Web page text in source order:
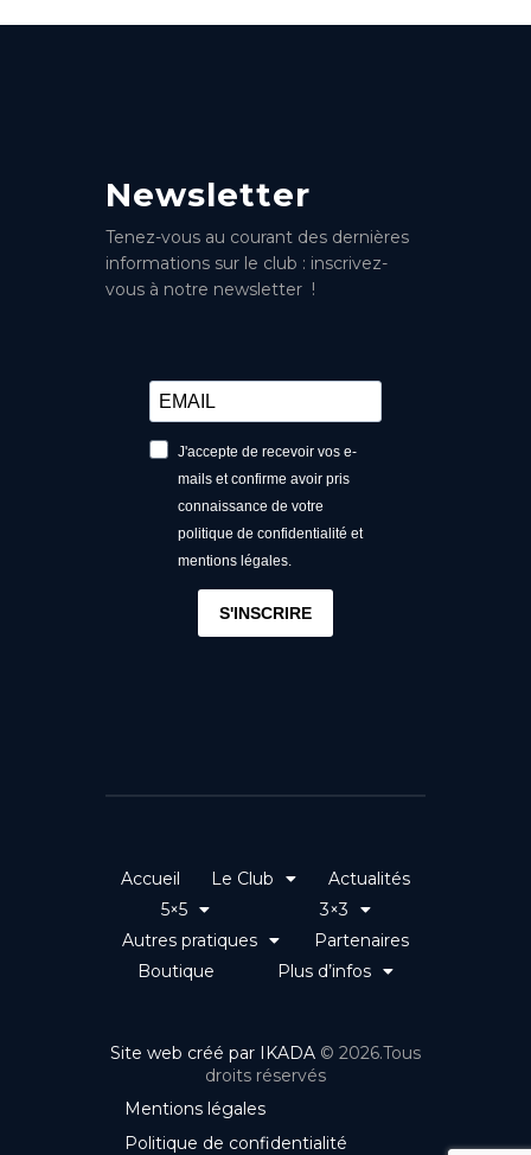
Newsletter
Tenez-vous au courant des dernières
informations sur le club : inscrivez-
vous à notre newsletter !
J'accepte de recevoir vos e-
mails et confirme avoir pris
connaissance de votre
politique de confidentialité et
mentions légales.
S'INSCRIRE
Accueil Le Club
Actualités
5×5
3×3
Autres pratiques
Partenaires
Boutique
Plus d’infos
Site web créé par IKADA © 2026.Tous
droits réservés
Mentions légales
Politique de confidentialité